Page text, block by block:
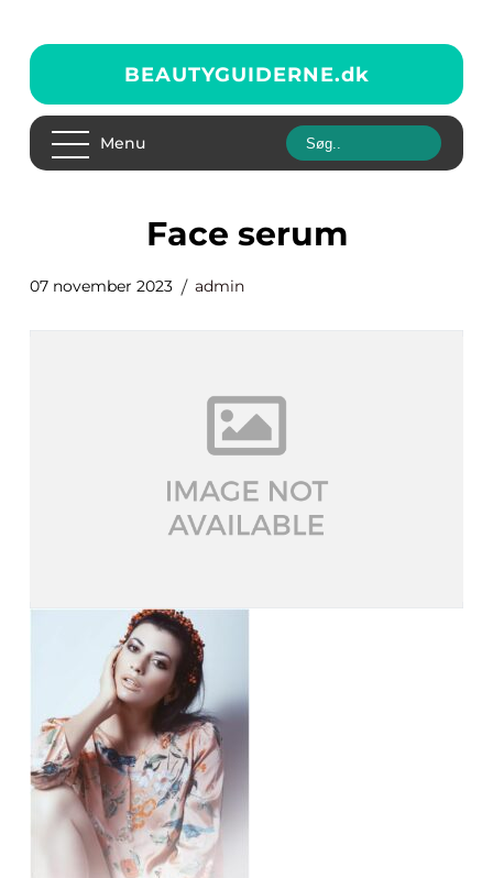
BEAUTYGUIDERNE.dk
Menu
face serum
07 november 2023 admin